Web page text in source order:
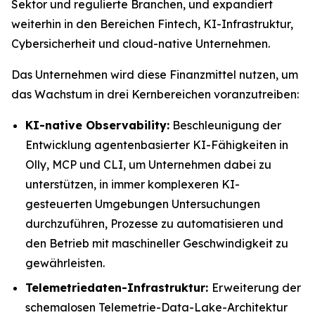
Sektor und regulierte Branchen, und expandiert
weiterhin in den Bereichen Fintech, KI-Infrastruktur,
Cybersicherheit und cloud-native Unternehmen.
Das Unternehmen wird diese Finanzmittel nutzen, um
das Wachstum in drei Kernbereichen voranzutreiben:
KI-native Observability: Beschleunigung der
Entwicklung agentenbasierter KI-Fähigkeiten in
Olly, MCP und CLI, um Unternehmen dabei zu
unterstützen, in immer komplexeren KI-
gesteuerten Umgebungen Untersuchungen
durchzuführen, Prozesse zu automatisieren und
den Betrieb mit maschineller Geschwindigkeit zu
gewährleisten.
Telemetriedaten-Infrastruktur: Erweiterung der
schemalosen Telemetrie-Data-Lake-Architektur